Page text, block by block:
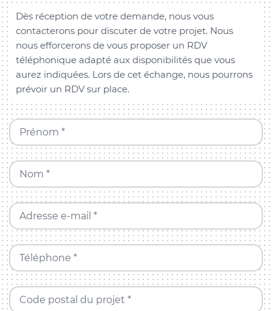
Dès réception de votre demande, nous vous
contacterons pour discuter de votre projet. Nous
nous efforcerons de vous proposer un RDV
téléphonique adapté aux disponibilités que vous
aurez indiquées. Lors de cet échange, nous pourrons
prévoir un RDV sur place.
Prénom *
Nom *
Adresse e-mail *
Téléphone *
Code postal du projet *